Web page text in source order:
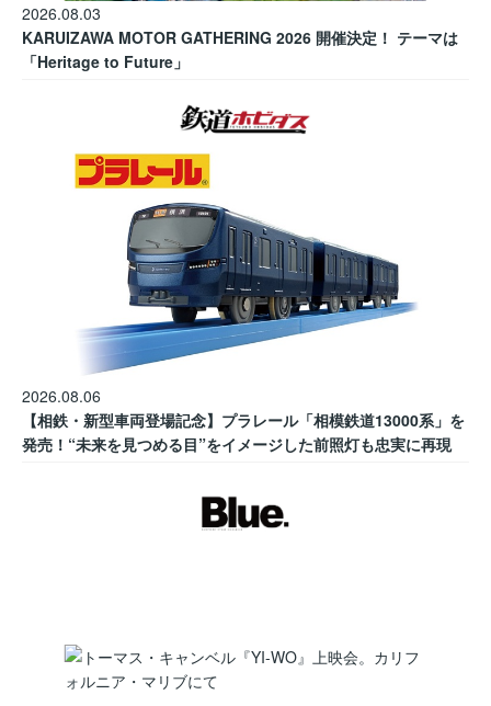
2026.08.03
KARUIZAWA MOTOR GATHERING 2026 開催決定！ テーマは
「Heritage to Future」
2026.08.06
【相鉄・新型車両登場記念】プラレール「相模鉄道13000系」を
発売！“未来を見つめる目”をイメージした前照灯も忠実に再現